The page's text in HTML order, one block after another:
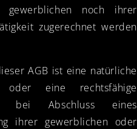
noch ihrer
zugerechnet werden
AGB ist eine natürliche
eine rechtsfähige
bei Abschluss eines
ihrer gewerblichen oder